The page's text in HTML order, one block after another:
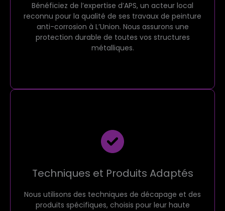
Bénéficiez de l’expertise d’APS, un acteur local
reconnu pour la qualité de ses travaux de peinture
anti-corrosion à L’Union. Nous assurons une
protection durable de toutes vos structures
métalliques.
Techniques et Produits Adaptés
Nous utilisons des techniques de décapage et des
produits spécifiques, choisis pour leur haute